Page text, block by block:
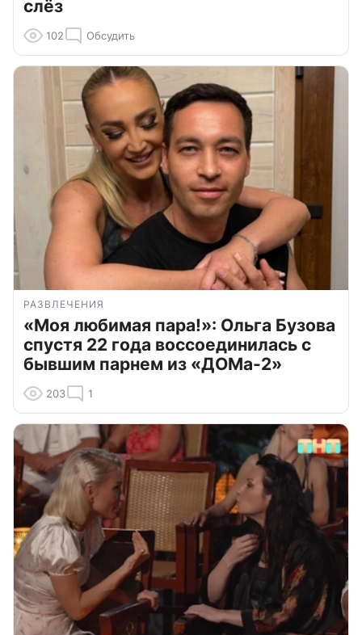
слёз
102 Обсудить
РАЗВЛЕЧЕНИЯ
«Моя любимая пара!»: Ольга Бузова
спустя 22 года воссоединилась с
бывшим парнем из «ДОМа-2»
203 1